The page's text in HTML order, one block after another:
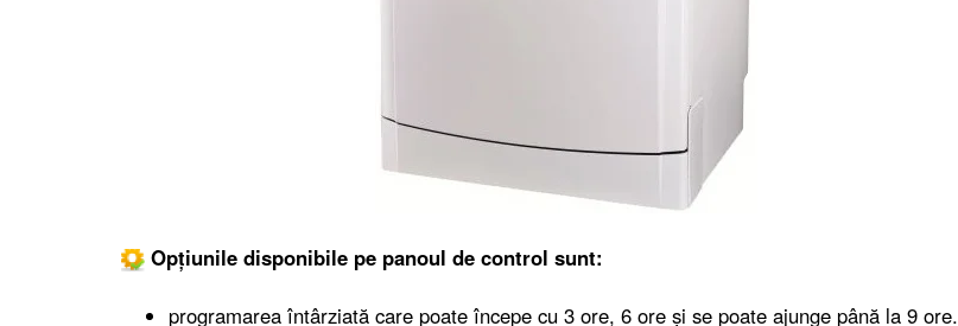
Opțiunile disponibile pe panoul de control sunt:
programarea întârziată care poate începe cu 3 ore, 6 ore și se poate ajunge până la 9 ore.